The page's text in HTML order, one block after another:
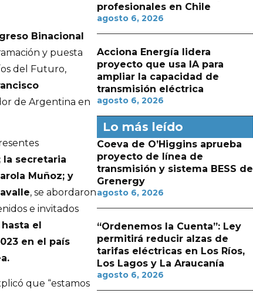
Binacional
y puesta
del Futuro,
de Argentina en
la secretaria
Muñoz; y
, se abordaron
e invitados
el
en el país
que “estamos
profesionales en Chile
agosto 6, 2026
Acciona Energía lidera
proyecto que usa IA para
ampliar la capacidad de
transmisión eléctrica
agosto 6, 2026
Lo más leído
Coeva de O’Higgins aprueba
proyecto de línea de
transmisión y sistema BESS de
Grenergy
agosto 6, 2026
“Ordenemos la Cuenta”: Ley
permitirá reducir alzas de
tarifas eléctricas en Los Ríos,
Los Lagos y La Araucanía
agosto 6, 2026